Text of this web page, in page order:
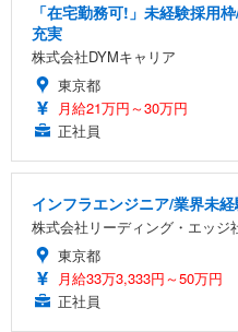
「在宅勤務可!」未経験採用
充実
株式会社DYMキャリア
東京都
月給21万円～30万円
正社員
インフラエンジニア/業界未
株式会社リーディング・エッジ
東京都
月給33万3,333円～50万円
正社員